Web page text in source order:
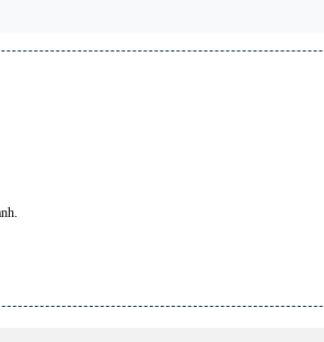
Hồ Chí Minh